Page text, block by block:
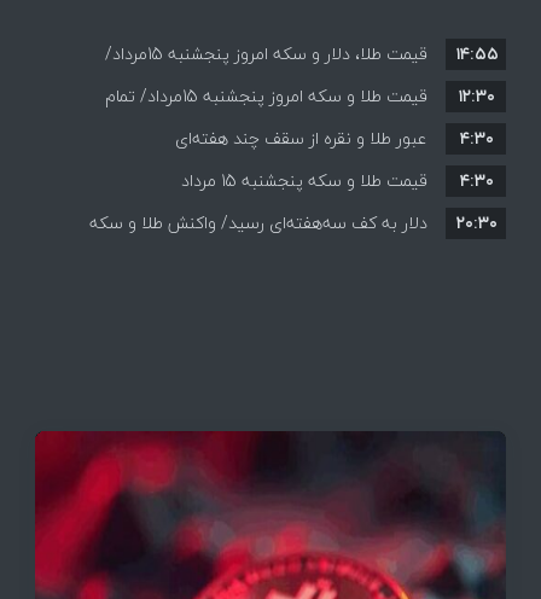
قیمت طلا، دلار و سکه امروز پنجشنبه 15مرداد/
افزایش قیمت ها + جدول
۱۴:۵۵
قیمت طلا و سکه امروز پنجشنبه 15مرداد/ تمام
قیمت ها بر مدار افزایش + جدول
۱۲:۳۰
عبور طلا و نقره از سقف چند هفته‌ای
۴:۳۰
قیمت طلا و سکه پنجشنبه 15 مرداد
۴:۳۰
دلار به کف سه‌هفته‌ای رسید/ واکنش طلا و سکه
۲۰:۳۰